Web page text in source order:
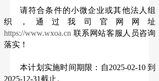
请符合条件的小微企业或其他法人组
织，通过我司官网网址
https://www.wxoa.cn 联系网站客服人员咨询
落实！
本计划实施时间期限：自2025-02-10 到
2025-12-31截止。